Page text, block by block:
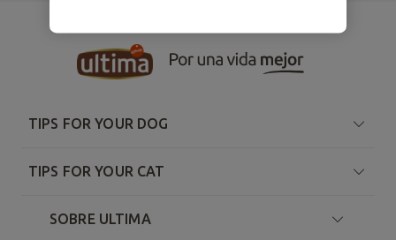
TIPS FOR YOUR DOG
TIPS FOR YOUR CAT
SOBRE ULTIMA